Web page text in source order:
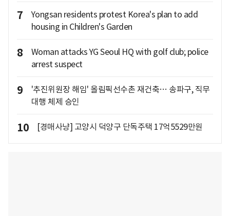
7
Yongsan residents protest Korea's plan to add
housing in Children's Garden
8
Woman attacks YG Seoul HQ with golf club; police
arrest suspect
9
'추진위원장 해임' 올림픽선수촌 재건축… 송파구, 직무
대행 체제 승인
10 [경매사냥] 고양시 덕양구 단독주택 17억5529만원